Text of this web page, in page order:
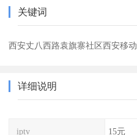
关键词
西安丈八西路袁旗寨社区西安移动
详细说明
iptv 15元